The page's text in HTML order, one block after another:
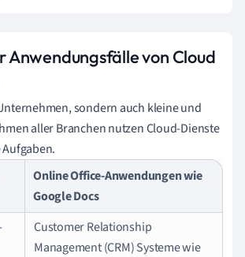
Anwendungsfälle von Cloud
sondern auch kleine und
aller Branchen nutzen Cloud-Dienste
Online Office-Anwendungen wie
Google Docs
Customer Relationship
Management (CRM) Systeme wie